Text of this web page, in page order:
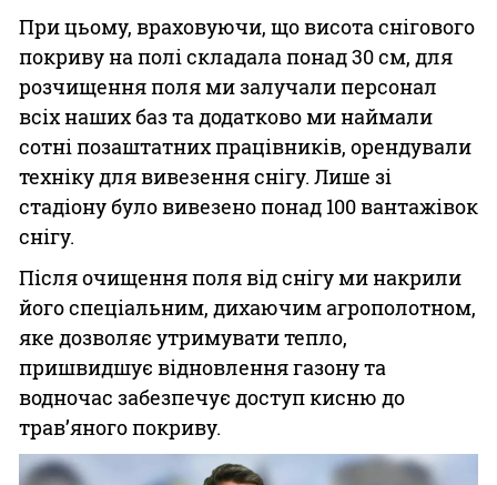
При цьому, враховуючи, що висота снігового
покриву на полі складала понад 30 см, для
розчищення поля ми залучали персонал
всіх наших баз та додатково ми наймали
сотні позаштатних працівників, орендували
техніку для вивезення снігу. Лише зі
стадіону було вивезено понад 100 вантажівок
снігу.
Після очищення поля від снігу ми накрили
його спеціальним, дихаючим агрополотном,
яке дозволяє утримувати тепло,
пришвидшує відновлення газону та
водночас забезпечує доступ кисню до
трав’яного покриву.